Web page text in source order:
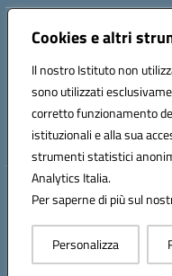
Cookies e altri
Il nostro Istituto non
sono utilizzati
corretto funzionamento
istituzionali e alla sua
strumenti statistici
Analytics Italia.
Per saperne di più sul
Personalizza
Indirizzo:Via Magna Grecia, 1
Posta elettronica certificata
Codice fiscale: 93548950729
Codice meccanografico:
Hosting &
Concept &